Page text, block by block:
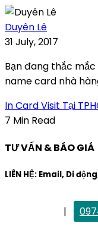
Duyên Lê
31 July, 2017
Bạn đang thắc
name card nhà
In Card Visit Tại
7 Min Read
TƯ VẤN & BÁO GIÁ
LIÊN HỆ: Email, Di
|